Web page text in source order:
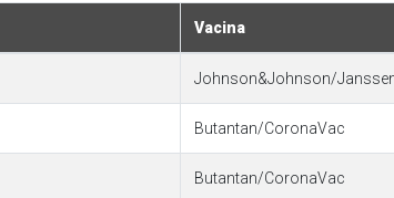
Vacina
Johnson&Johnson/
Butantan/CoronaVac
Butantan/CoronaVac